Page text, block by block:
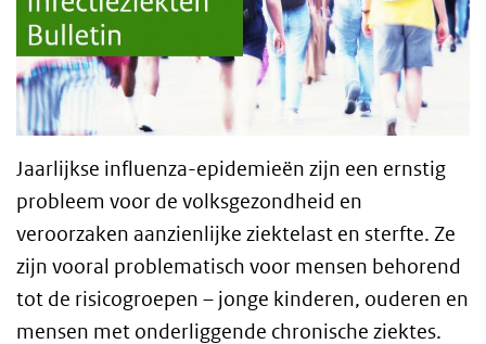
Jaarlijkse influenza-epidemieën zijn een ernstig
probleem voor de volksgezondheid en
veroorzaken aanzienlijke ziektelast en sterfte. Ze
zijn vooral problematisch voor mensen behorend
tot de risicogroepen – jonge kinderen, ouderen en
mensen met onderliggende chronische ziektes.